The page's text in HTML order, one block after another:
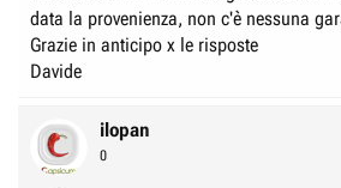
data la provenienza, non c'è nessuna
Grazie in anticipo x le risposte
Davide
ilopan
0